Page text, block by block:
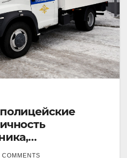
телесные
COMMENTS